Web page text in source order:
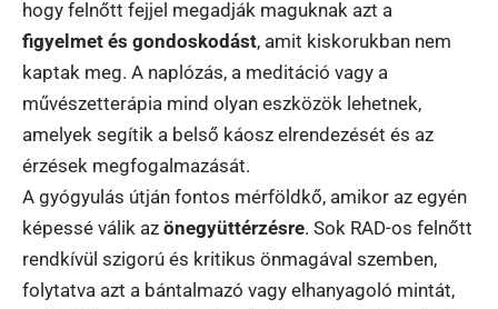
hogy felnőtt fejjel megadják maguknak azt a
figyelmet és gondoskodást, amit kiskorukban nem
kaptak meg. A naplózás, a meditáció vagy a
művészetterápia mind olyan eszközök lehetnek,
amelyek segítik a belső káosz elrendezését és az
érzések megfogalmazását.
A gyógyulás útján fontos mérföldkő, amikor az egyén
képessé válik az önegyüttérzésre. Sok RAD-os felnőtt
rendkívül szigorú és kritikus önmagával szemben,
folytatva azt a bántalmazó vagy elhanyagoló mintát,